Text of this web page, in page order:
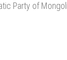
Party of